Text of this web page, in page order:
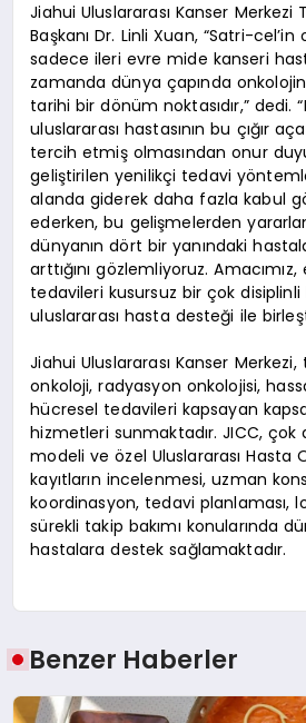
Jiahui Uluslararası Kanser Merkezi
Başkanı Dr. Linli Xuan, “Satri-cel’in
sadece ileri evre mide kanseri
zamanda dünya çapında
tarihi bir dönüm noktasıdır,” dedi.
uluslararası hastasının bu çığır
tercih etmiş olmasından onur
geliştirilen yenilikçi tedavi
alanda giderek daha fazla kabul
ederken, bu gelişmelerden
dünyanın dört bir yanındaki
arttığını gözlemliyoruz.
tedavileri kusursuz bir çok disiplinli
uluslararası hasta desteği ile
Jiahui Uluslararası Kanser
onkoloji, radyasyon onkolojisi,
hücresel tedavileri kapsayan
hizmetleri sunmaktadır. JICC, çok
modeli ve özel Uluslararası Hasta
kayıtların incelenmesi, uzman
koordinasyon, tedavi planlaması,
sürekli takip bakımı konularında
hastalara destek sağlamaktadır.
Benzer Haberler